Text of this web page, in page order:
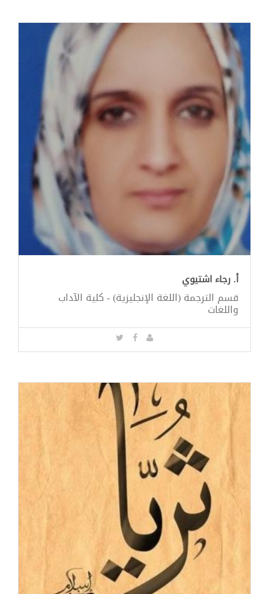
أ. رجاء اشتيوي
قسم الترجمة (اللغة الإنجليزية) - كلية الآداب
واللغات